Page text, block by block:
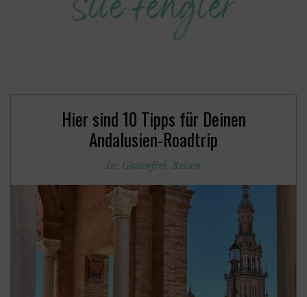
Hier sind 10 Tipps für Deinen
Andalusien-Roadtrip
In: Glutenfrei, Reisen